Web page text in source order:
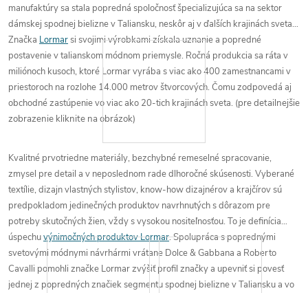
manufaktúry sa stala popredná spoločnosť špecializujúca sa na sektor
dámskej spodnej bieliznev Taliansku, neskôr aj v ďalších krajinách sveta.
Značka Lormarsi svojimi výrobkami získala uznanie a popredné
postavenie v talianskom módnom priemysle. Ročná produkcia sa ráta v
miliónoch kusoch, ktoré Lormar vyrába s viac ako 400 zamestnancami v
priestoroch na rozlohe 14.000 metrov štvorcových. Čomu zodpovedá aj
obchodné zastúpenie vo viac ako 20-tich krajinách sveta. (pre detailnejšie
zobrazenie kliknite na obrázok)
Kvalitné prvotriedne materiály, bezchybné remeselnéspracovanie,
zmysel pre detail a v neposlednom radedlhoročné skúsenosti. Vyberané
textílie, dizajn vlastných stylistov, know-how dizajnérov a krajčírov sú
predpokladom jedinečných produktov navrhnutých s dôrazom pre
potreby skutočných žien, vždy s vysokou nositeľnosťou. To jedefinícia
úspechuvýnimočných produktov Lormar.Spolupráca s poprednými
svetovými módnymi návrhármi vrátane Dolce & Gabbana a Roberto
Cavalli pomohli značke Lormar zvýšiť profil značky a upevniť si povesť
jednej z popredných značiek segmentu spodnej bielizne v Taliansku a vo